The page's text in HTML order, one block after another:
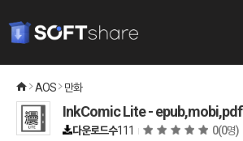
AOS 만화
InkComic Lite - epub,mobi,pdf
다운로드수111 0(0명)